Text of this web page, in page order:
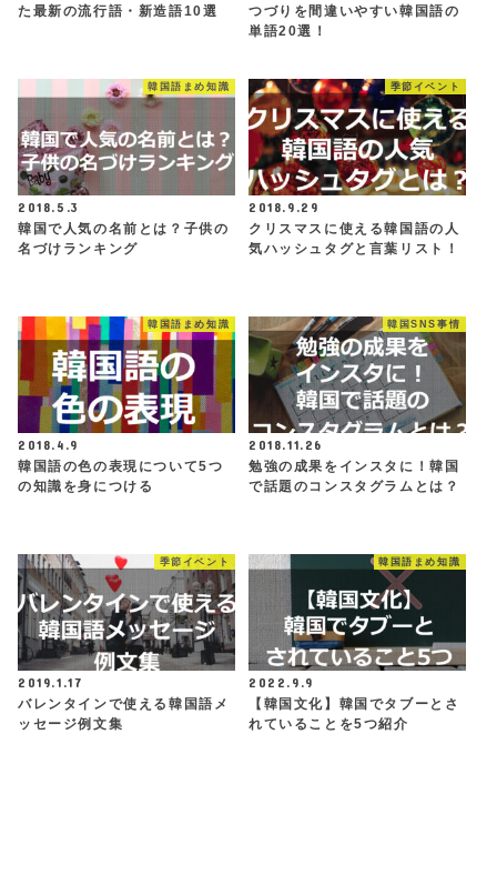
た最新の流行語・新造語10選
つづりを間違いやすい韓国語の
単語20選！
韓国語まめ知識
2018.5.3
韓国で人気の名前とは？子供の
名づけランキング
季節イベント
2018.9.29
クリスマスに使える韓国語の人
気ハッシュタグと言葉リスト！
韓国語まめ知識
2018.4.9
韓国語の色の表現について5つ
の知識を身につける
韓国SNS事情
2018.11.26
勉強の成果をインスタに！韓国
で話題のコンスタグラムとは？
季節イベント
2019.1.17
バレンタインで使える韓国語メ
ッセージ例文集
韓国語まめ知識
2022.9.9
【韓国文化】韓国でタブーとさ
れていることを5つ紹介